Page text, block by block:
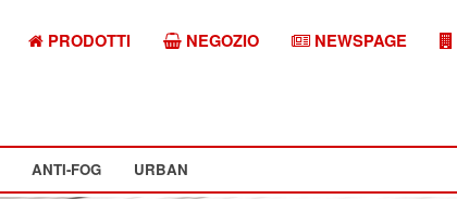
PRODOTTI NEGOZIO NEWSPAGE
ANTI-FOG URBAN